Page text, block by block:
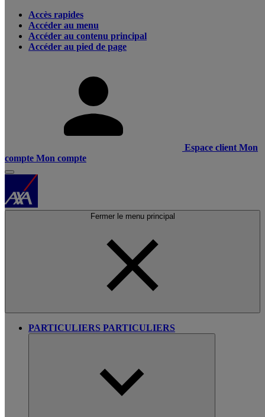
Accès rapides
Accéder au menu
Accéder au contenu principal
Accéder au pied de page
Espace client Mon
compte Mon compte
Fermer le menu principal
PARTICULIERS PARTICULIERS